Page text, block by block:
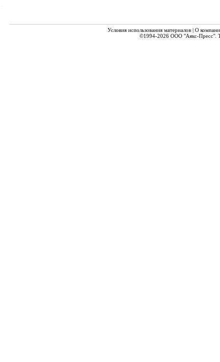
Условия использования материалов| О
©1994-2026 ООО "Аякс-Пресс".